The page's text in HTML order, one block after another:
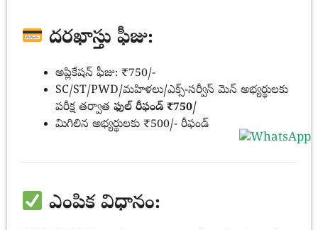
దరఖాస్తు ఫీజు:
అప్లికేషన్ ఫీజు: ₹750/-
SC/ST/PWD/మహిళలు/ఎక్స్-సర్వీస్ మెన్ అభ్యర్థులకు
పరీక్ష తర్వాత ఫుల్ రీఫండ్ ₹750/
మిగిలిన అభ్యర్థులకు ₹500/- రీఫండ్
ఎంపిక విధానం: